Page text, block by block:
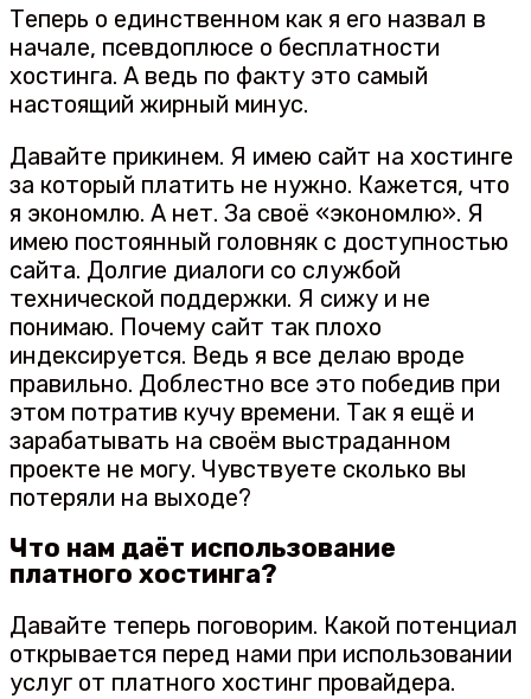
Теперь о единственном как я его назвал в
начале, псевдоплюсе о бесплатности
хостинга. А ведь по факту это самый
настоящий жирный минус.
Давайте прикинем. Я имею сайт на хостинге
за который платить не нужно. Кажется, что
я экономлю. А нет. За своё «экономлю». Я
имею постоянный головняк с доступностью
сайта. Долгие диалоги со службой
технической поддержки. Я сижу и не
понимаю. Почему сайт так плохо
индексируется. Ведь я все делаю вроде
правильно. Доблестно все это победив при
этом потратив кучу времени. Так я ещё и
зарабатывать на своём выстраданном
проекте не могу. Чувствуете сколько вы
потеряли на выходе?
Что нам даёт использование
платного хостинга?
Давайте теперь поговорим. Какой потенциал
открывается перед нами при использовании
услуг от платного хостинг провайдера.